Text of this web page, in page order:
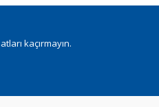
kaçırmayın.